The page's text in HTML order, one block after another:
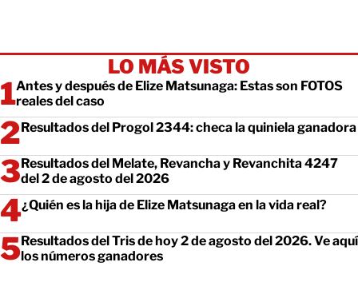
LO MÁS VISTO
Antes y después de Elize Matsunaga: Estas son FOTOS
reales del caso
Resultados del Progol 2344: checa la quiniela ganadora
Resultados del Melate, Revancha y Revanchita 4247
del 2 de agosto del 2026
¿Quién es la hija de Elize Matsunaga en la vida real?
Resultados del Tris de hoy 2 de agosto del 2026. Ve aquí
los números ganadores